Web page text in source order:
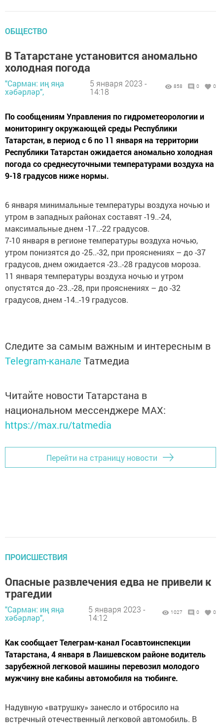
ОБЩЕСТВО
В Татарстане установится аномально
холодная погода
"Сарман: иң яңа
хәбәрләр",
5 января 2023 -
14:18
858 0 0
По сообщениям Управления по гидрометеорологии и
мониторингу окружающей среды Республики
Татарстан, в период с 6 по 11 января на территории
Республики Татарстан ожидается аномально холодная
погода со среднесуточными температурами воздуха на
9-18 градусов ниже нормы.
6 января минимальные температуры воздуха ночью и
утром в западных районах составят -19..-24,
максимальные днем -17..-22 градусов.
7-10 января в регионе температуры воздуха ночью,
утром понизятся до -25..-32, при прояснениях – до -37
градусов, днем ожидается -23..-28 градусов мороза.
11 января температуры воздуха ночью и утром
опустятся до -23..-28, при прояснениях – до -32
градусов, днем -14..-19 градусов.
Следите за самым важным и интересным в
Telegram-канале Татмедиа
Читайте новости Татарстана в
национальном мессенджере MАХ:
https://max.ru/tatmedia
Перейти на страницу новости
ПРОИСШЕСТВИЯ
Опасные развлечения едва не привели к
трагедии
"Сарман: иң яңа
хәбәрләр",
5 января 2023 -
14:12
1027 0 0
Как сообщает Телеграм-канал Госавтоинспекции
Татарстана, 4 января в Лаишевском районе водитель
зарубежной легковой машины перевозил молодого
мужчину вне кабины автомобиля на тюбинге.
Надувную «ватрушку» занесло и отбросило на
встречный отечественный легковой автомобиль. В